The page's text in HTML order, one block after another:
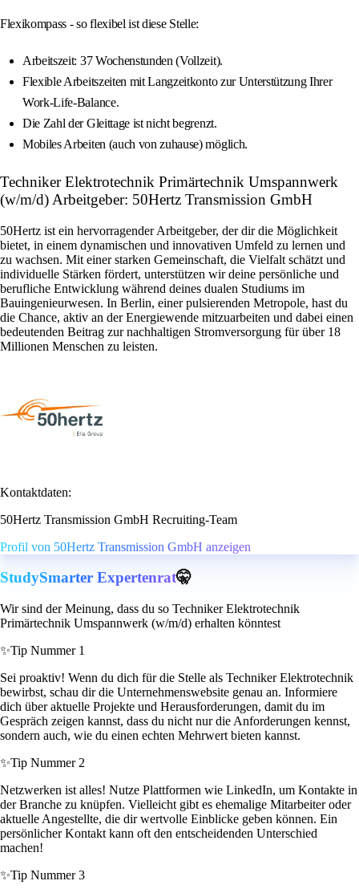
Flexikompass - so flexibel ist diese Stelle:
Arbeitszeit: 37 Wochenstunden (Vollzeit).
Flexible Arbeitszeiten mit Langzeitkonto zur Unterstützung Ihrer
Work-Life-Balance.
Die Zahl der Gleittage ist nicht begrenzt.
Mobiles Arbeiten (auch von zuhause) möglich.
Techniker Elektrotechnik Primärtechnik Umspannwerk
(w/m/d) Arbeitgeber: 50Hertz Transmission GmbH
50Hertz ist ein hervorragender Arbeitgeber, der dir die Möglichkeit
bietet, in einem dynamischen und innovativen Umfeld zu lernen und
zu wachsen. Mit einer starken Gemeinschaft, die Vielfalt schätzt und
individuelle Stärken fördert, unterstützen wir deine persönliche und
berufliche Entwicklung während deines dualen Studiums im
Bauingenieurwesen. In Berlin, einer pulsierenden Metropole, hast du
die Chance, aktiv an der Energiewende mitzuarbeiten und dabei einen
bedeutenden Beitrag zur nachhaltigen Stromversorgung für über 18
Millionen Menschen zu leisten.
Kontaktdaten:
50Hertz Transmission GmbH Recruiting-Team
Profil von 50Hertz Transmission GmbH anzeigen
StudySmarter Expertenrat🤫
Wir sind der Meinung, dass du so Techniker Elektrotechnik
Primärtechnik Umspannwerk (w/m/d) erhalten könntest
✨Tip Nummer 1
Sei proaktiv! Wenn du dich für die Stelle als Techniker Elektrotechnik
bewirbst, schau dir die Unternehmenswebsite genau an. Informiere
dich über aktuelle Projekte und Herausforderungen, damit du im
Gespräch zeigen kannst, dass du nicht nur die Anforderungen kennst,
sondern auch, wie du einen echten Mehrwert bieten kannst.
✨Tip Nummer 2
Netzwerken ist alles! Nutze Plattformen wie LinkedIn, um Kontakte in
der Branche zu knüpfen. Vielleicht gibt es ehemalige Mitarbeiter oder
aktuelle Angestellte, die dir wertvolle Einblicke geben können. Ein
persönlicher Kontakt kann oft den entscheidenden Unterschied
machen!
✨Tip Nummer 3